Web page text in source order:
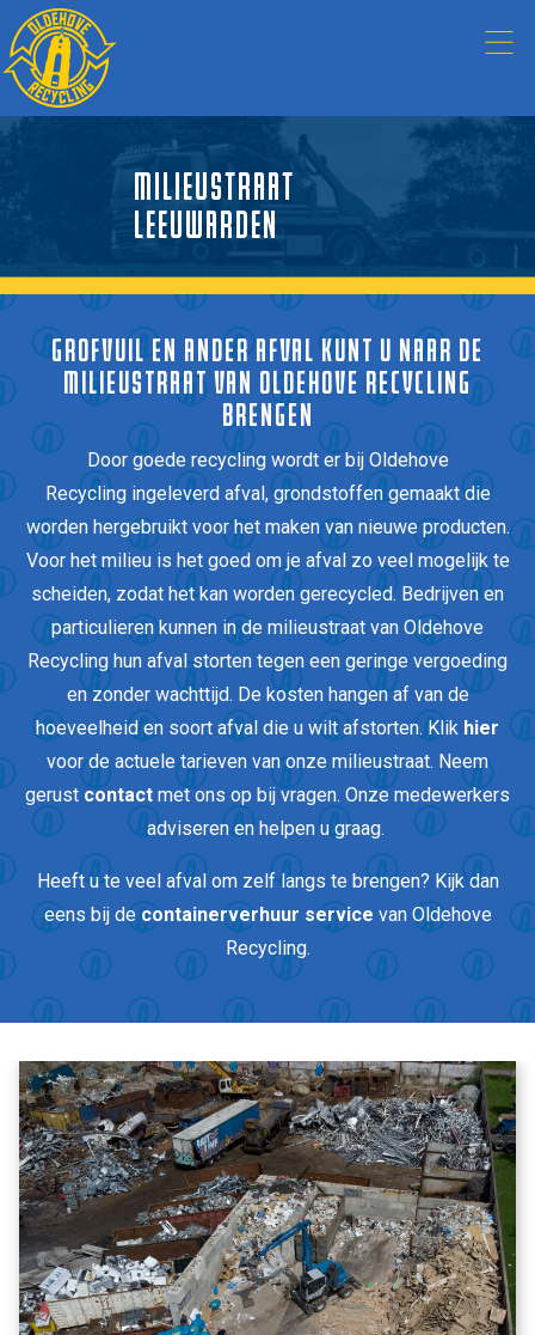
MILIEUSTRAAT
LEEUWARDEN
GROFVUIL EN ANDER AFVAL KUNT U NAAR DE
MILIEUSTRAAT VAN OLDEHOVE RECYCLING
BRENGEN
Door goede recycling wordt er bij Oldehove
Recycling ingeleverd afval, grondstoffen gemaakt die
worden hergebruikt voor het maken van nieuwe producten.
Voor het milieu is het goed om je afval zo veel mogelijk te
scheiden, zodat het kan worden gerecycled. Bedrijven en
particulieren kunnen in de milieustraat van Oldehove
Recycling hun afval storten tegen een geringe vergoeding
en zonder wachttijd. De kosten hangen af van de
hoeveelheid en soort afval die u wilt afstorten. Klik hier
voor de actuele tarieven van onze milieustraat. Neem
gerust contact met ons op bij vragen. Onze medewerkers
adviseren en helpen u graag.
Heeft u te veel afval om zelf langs te brengen? Kijk dan
eens bij decontainerverhuur service van Oldehove
Recycling.